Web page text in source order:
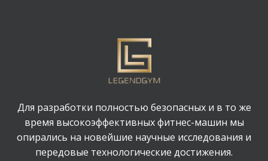
Для разработки полностью безопасных и в то же
время высокоэффективных фитнес-машин мы
опирались на новейшие научные исследования и
передовые технологические достижения.